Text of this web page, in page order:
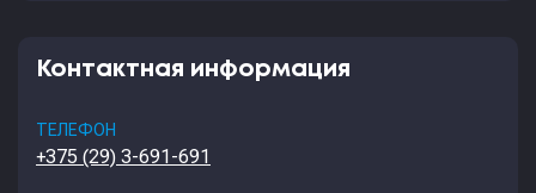
Контактная информация
ТЕЛЕФОН
+375 (29) 3-691-691